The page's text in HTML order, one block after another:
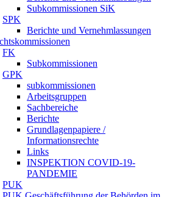
Subkommissionen SiK
SPK
Berichte und Vernehmlassungen
FK
Subkommissionen
GPK
subkommissionen
Arbeitsgruppen
Sachbereiche
Berichte
Grundlagenpapiere /
Informationsrechte
Links
INSPEKTION COVID-19-
PANDEMIE
PUK